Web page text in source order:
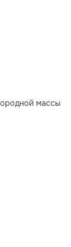
массы